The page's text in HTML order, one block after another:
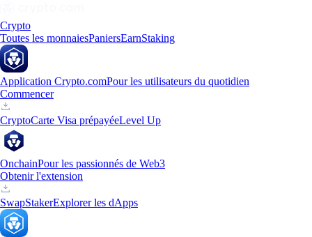
Crypto
Toutes les monnaiesPaniersEarnStaking
Application Crypto.comPour les utilisateurs du quotidien
Commencer
CryptoCarte Visa prépayéeLevel Up
OnchainPour les passionnés de Web3
Obtenir l'extension
SwapStakerExplorer les dApps